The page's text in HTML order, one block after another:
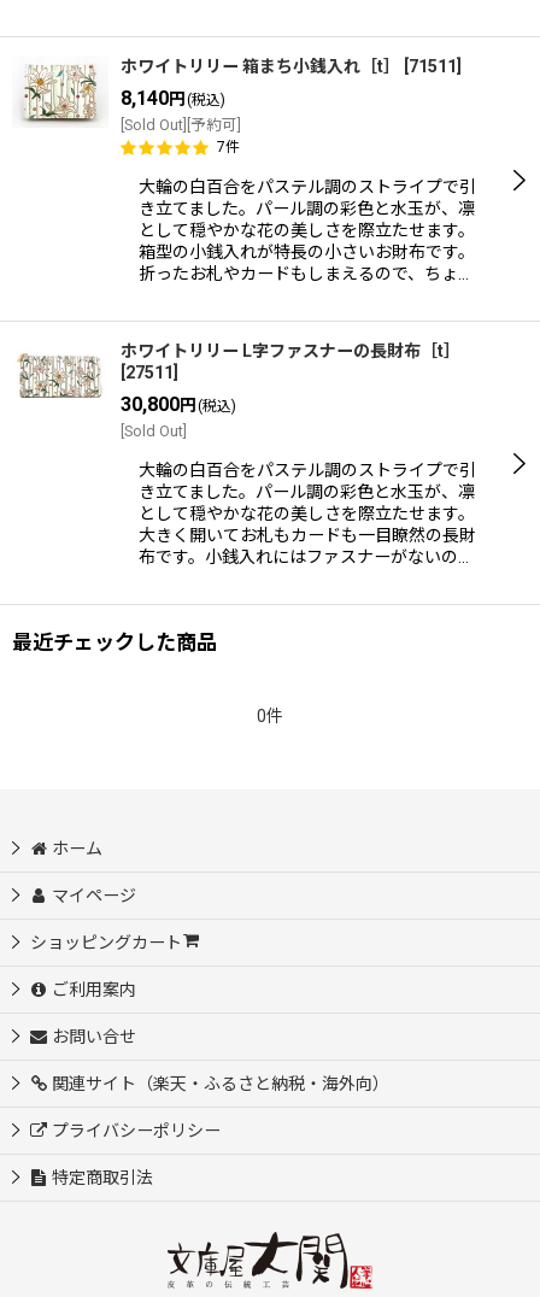
ホワイトリリー 箱まち小銭入れ［t］ 71511
8,140円 (税込)
[Sold Out][予約可]
7件
大輪の白百合をパステル調のストライプで引
き立てました。パール調の彩色と水玉が、凛
として穏やかな花の美しさを際立たせます。
箱型の小銭入れが特長の小さいお財布です。
折ったお札やカードもしまえるので、ちょ…
ホワイトリリー L字ファスナーの長財布［t］
27511
30,800円 (税込)
[Sold Out]
大輪の白百合をパステル調のストライプで引
き立てました。パール調の彩色と水玉が、凛
として穏やかな花の美しさを際立たせます。
大きく開いてお札もカードも一目瞭然の長財
布です。小銭入れにはファスナーがないの…
最近チェックした商品
0件
ホーム
マイページ
ショッピングカート
ご利用案内
お問い合せ
関連サイト（楽天・ふるさと納税・海外向）
プライバシーポリシー
特定商取引法